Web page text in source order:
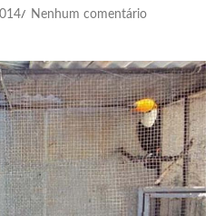
/ Nenhum comentário